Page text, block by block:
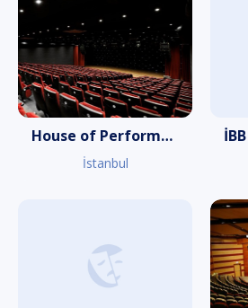
House of Performance
İstanbul